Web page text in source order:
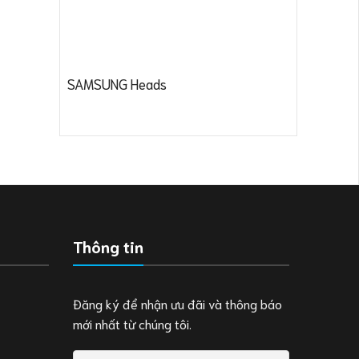
SAMSUNG Heads
Thông tin
Đăng ký để nhận ưu đãi và thông báo
mới nhất từ chúng tôi.